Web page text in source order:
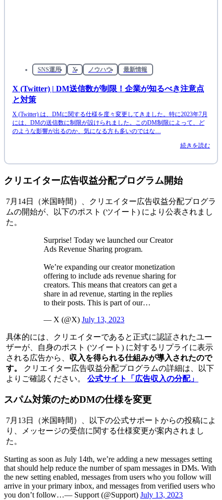
SNS運用 X ノウハウ 最新情報
X (Twitter) | DM送信数が制限！企業が知るべき注意点
と対策
X (Twitter) は、DMに関する仕様を度々変更してきました。特に2023年7月
には、DMの送信数に制限が設けられました。このDM制限によって、ど
のような影響が出るのか、気になる方も多いのではな…
続きを読む
クリエイター広告収益分配プログラム開始
7月14日（米国時間）、クリエイター広告収益分配プログラ
ムの開始が、以下のポスト (ツイート) により公表されまし
た。
Surprise! Today we launched our Creator
Ads Revenue Sharing program.
We’re expanding our creator monetization
offering to include ads revenue sharing for
creators. This means that creators can get a
share in ad revenue, starting in the replies
to their posts. This is part of our…
— X (@X) July 13, 2023
具体的には、クリエイターであると正式に認証されたユー
ザーが、自身のポスト (ツイート) に対するリプライに表示
される広告から、 収入を得られる仕組みが導入されたので
す。
クリエイター広告収益分配プログラムの詳細は、以下
よりご確認ください。
公式サイト「広告収入の分配」
スパム対策のためDMの仕様を変更
7月13日（米国時間）、以下の公式サポートからの投稿によ
り、メッセージの受信に関する仕様変更が案内されまし
た。
Starting as soon as July 14th, we’re adding a new messages setting
that should help reduce the number of spam messages in DMs. With
the new setting enabled, messages from users who you follow will
arrive in your primary inbox, and messages from verified users who
you don’t follow…— Support (@Support) July 13, 2023